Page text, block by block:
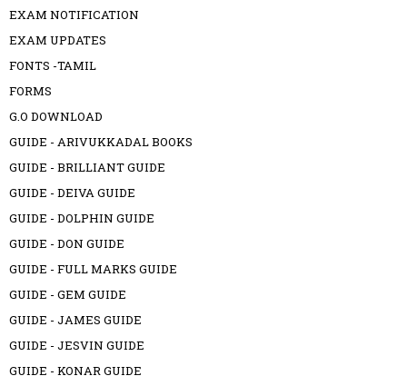
EXAM NOTIFICATION
EXAM UPDATES
FONTS -TAMIL
FORMS
G.O DOWNLOAD
GUIDE - ARIVUKKADAL BOOKS
GUIDE - BRILLIANT GUIDE
GUIDE - DEIVA GUIDE
GUIDE - DOLPHIN GUIDE
GUIDE - DON GUIDE
GUIDE - FULL MARKS GUIDE
GUIDE - GEM GUIDE
GUIDE - JAMES GUIDE
GUIDE - JESVIN GUIDE
GUIDE - KONAR GUIDE